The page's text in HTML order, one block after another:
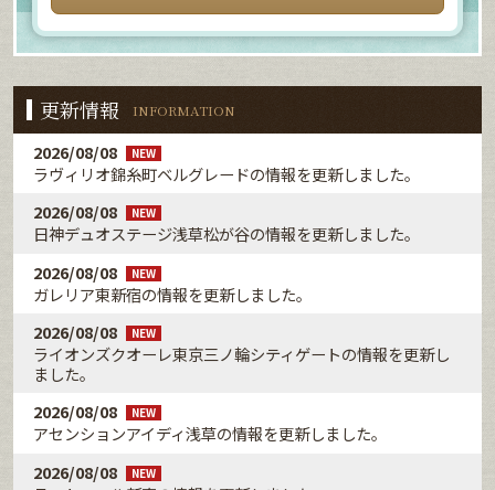
更新情報 INFORMATION
2026/08/08 NEW
ラヴィリオ錦糸町ベルグレードの情報を更新しました。
2026/08/08
NEW
日神デュオステージ浅草松が谷の情報を更新しました。
2026/08/08
NEW
ガレリア東新宿の情報を更新しました。
2026/08/08
NEW
ライオンズクオーレ東京三ノ輪シティゲートの情報を更新し
ました。
2026/08/08
NEW
アセンションアイディ浅草の情報を更新しました。
2026/08/08
NEW